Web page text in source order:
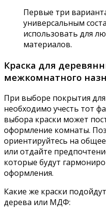
Первые три
универсальным
использовать для
материалов.
Краска для
межкомнатного
При выборе покрытия
необходимо учесть тот
выбора краски может
оформление комнаты.
ориентируйтесь на
или отдайте
которые будут
оформления.
Какие же краски
дерева или МДФ: